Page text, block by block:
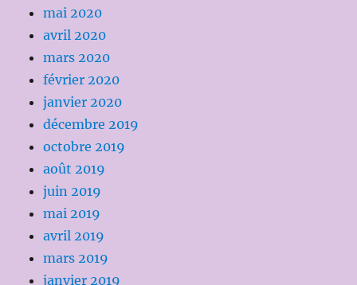
mai 2020
avril 2020
mars 2020
février 2020
janvier 2020
décembre 2019
octobre 2019
août 2019
juin 2019
mai 2019
avril 2019
mars 2019
janvier 2019